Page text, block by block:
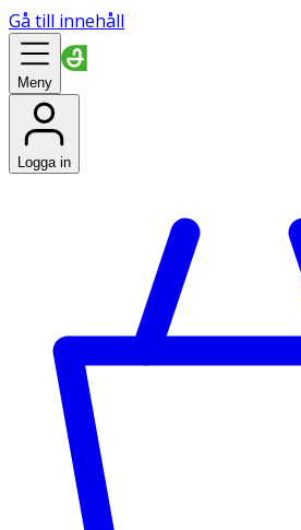
Gå till innehåll
Meny
Logga in